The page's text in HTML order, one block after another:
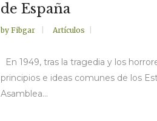
de España
by Fibgar Artículos
En 1949, tras la tragedia y los
principios e ideas comunes de los
Asamblea...